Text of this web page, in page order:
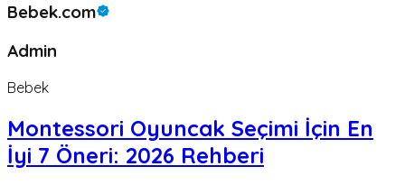
Bebek.com
Admin
Bebek
Montessori Oyuncak Seçimi İçin En
İyi 7 Öneri: 2026 Rehberi